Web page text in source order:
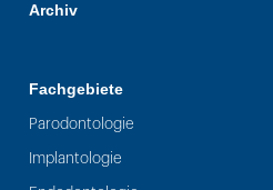
Archiv
Fachgebiete
Parodontologie
Implantologie